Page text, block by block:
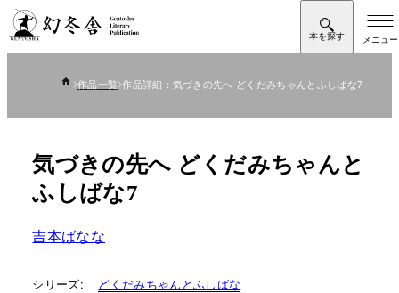
作品一覧 作品詳細：気づきの先へ どくだみちゃんとふしばな7
気づきの先へ どくだみちゃんと
ふしばな7
吉本ばなな
シリーズ: どくだみちゃんとふしばな